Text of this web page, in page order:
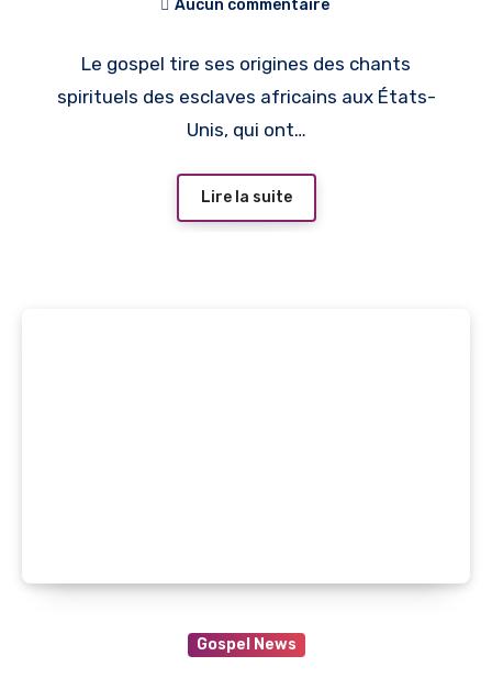
Aucun commentaire
Le gospel tire ses origines des chants
spirituels des esclaves africains aux États-
Unis, qui ont…
Lire la suite
Gospel News